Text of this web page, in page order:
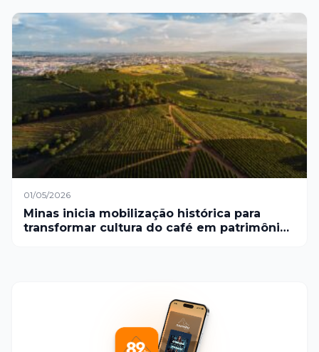
01/05/2026
Minas inicia mobilização histórica para
transformar cultura do café em patrimônio